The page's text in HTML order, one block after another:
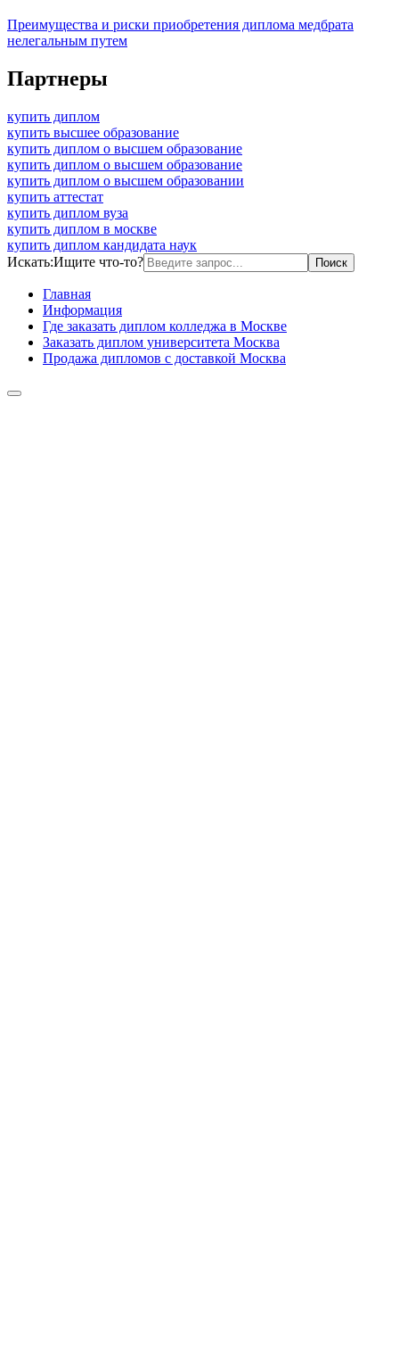
Преимущества и риски приобретения диплома медбрата
нелегальным путем
Партнеры
купить диплом
купить высшее образование
купить диплом о высшем образование
купить диплом о высшем образование
купить диплом о высшем образовании
купить аттестат
купить диплом вуза
купить диплом в москве
купить диплом кандидата наук
Искать:Ищите что-то?
Главная
Информация
Где заказать диплом колледжа в Москве
Заказать диплом университета Москва
Продажа дипломов с доставкой Москва